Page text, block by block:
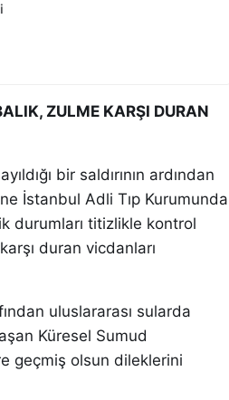
ZULME KARŞI DURAN
bir saldırının ardından
İstanbul Adli Tıp Kurumunda
durumları titizlikle kontrol
duran vicdanları
uluslararası sularda
Küresel Sumud
geçmiş olsun dileklerini